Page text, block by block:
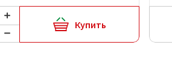
Купить